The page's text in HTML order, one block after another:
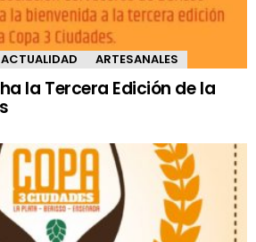
ACTUALIDAD ARTESANALES
la Tercera Edición de la